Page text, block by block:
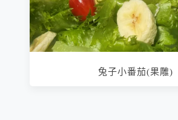
兔子小番茄(果雕)